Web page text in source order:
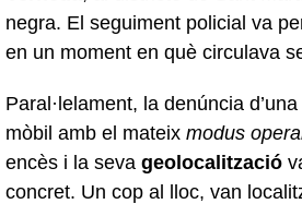
negra. El seguiment policial va
en un moment en què circulava
Paral·lelament, la denúncia
mòbil amb el mateix modus
encès i la seva geolocalització
concret. Un cop al lloc, van